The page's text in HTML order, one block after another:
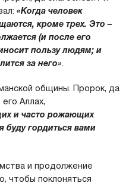
«Когда человек
кроме трех. Это –
(и после его
пользу людям; и
за него».
общины. Пророк, да
Аллах,
и часто рожающих
буду гордиться вами
и продолжение
чтобы поклоняться